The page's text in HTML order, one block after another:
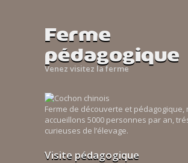
Ferme
pédagogique
Venez visitez la ferme
Ferme de découverte et pédagogique,
accueillons 5000 personnes par an,
curieuses de l’élevage.
Visite pédagogique